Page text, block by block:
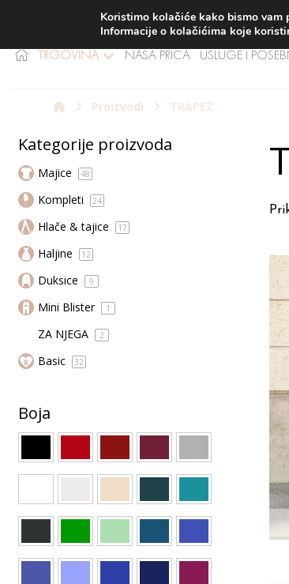
TRGOVINA NAŠA PRIČA USLUGE I
Proizvodi TRAPEZ
Kategorije proizvoda
Majice 48
Kompleti 24
Hlače & tajice 17
Haljine 12
Duksice 9
Mini Blister 1
ZA NJEGA 2
Basic 32
Boja
Koristimo kolačiće kako bismo
Informacije o kolačićima koje